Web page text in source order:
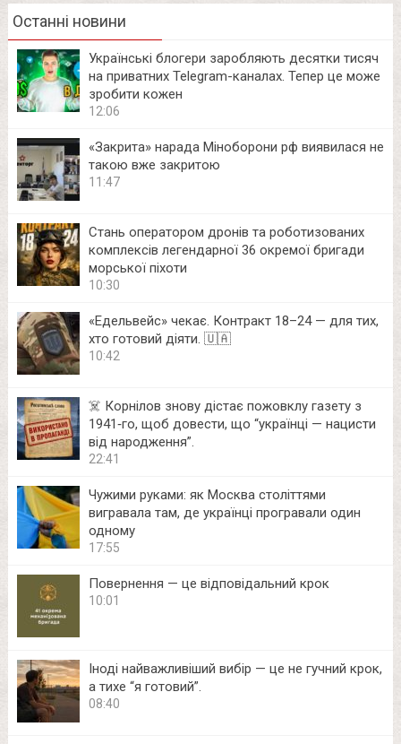
Останні новини
Українські блогери заробляють десятки тисяч
на приватних Telegram-каналах. Тепер це може
зробити кожен
12:06
«Закрита» нарада Міноборони рф виявилася не
такою вже закритою
11:47
Стань оператором дронів та роботизованих
комплексів легендарної 36 окремої бригади
морської піхоти
10:30
«Едельвейс» чекає. Контракт 18–24 — для тих,
хто готовий діяти. 🇺🇦
10:42
☠️ Корнілов знову дістає пожовклу газету з
1941‑го, щоб довести, що “українці — нацисти
від народження”.
22:41
Чужими руками: як Москва століттями
вигравала там, де українці програвали один
одному
17:55
Повернення — це відповідальний крок
10:01
Іноді найважливіший вибір — це не гучний крок,
а тихе “я готовий”.
08:40